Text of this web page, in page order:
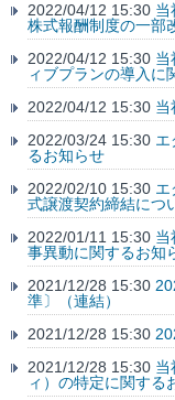
2022/04/12 15:30 当
株式報酬制度の一部
2022/04/12 15:30 当
ィブプランの導入に
2022/04/12 15:30 当
2022/03/24 15:30 エ
るお知らせ
2022/02/10 15:30 エ
式譲渡契約締結につ
2022/01/11 15:30 当
事異動に関するお知
2021/12/28 15:30
準〕（連結）
2021/12/28 15:30
2021/12/28 15:30 当
ィ）の特定に関する